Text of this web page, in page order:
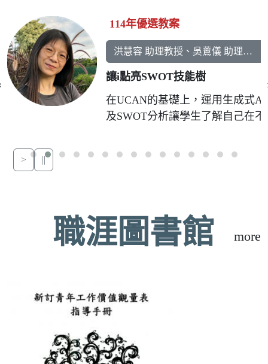
> ||
114年優選教案
洪慧容 助理教授、吳鷰儀 助理教授、梁瑛心 教授、張雅婷 助理教授、賴嘉宏 助理教授
讓i點亮SWOT技能樹
在UCAN的基礎上，運用生成式AI
及SWOT分析讓學生了解自己在不
發展出屬於自己的技能樹與iSWOT
職涯圖書館 more